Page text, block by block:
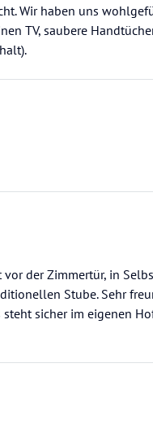
Wir haben uns
TV, saubere
der Zimmertür, in
Stube. Sehr
sicher im eigenen